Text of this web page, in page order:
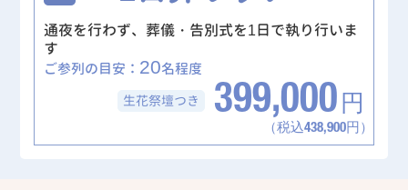
通夜を行わず、葬儀・告別式を1日で執り行いま
す
ご参列の目安： 20名程度
生花祭壇つき 399,000 円
（税込438,900円）